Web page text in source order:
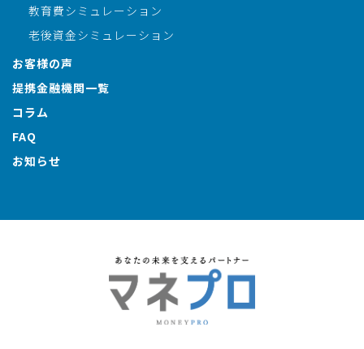
教育費シミュレーション
老後資金シミュレーション
お客様の声
提携金融機関一覧
コラム
FAQ
お知らせ